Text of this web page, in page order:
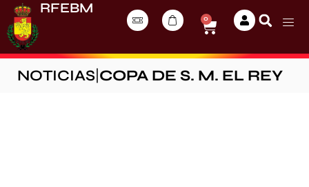
RFEBM
0
NOTICIAS COPA DE S. M. EL REY